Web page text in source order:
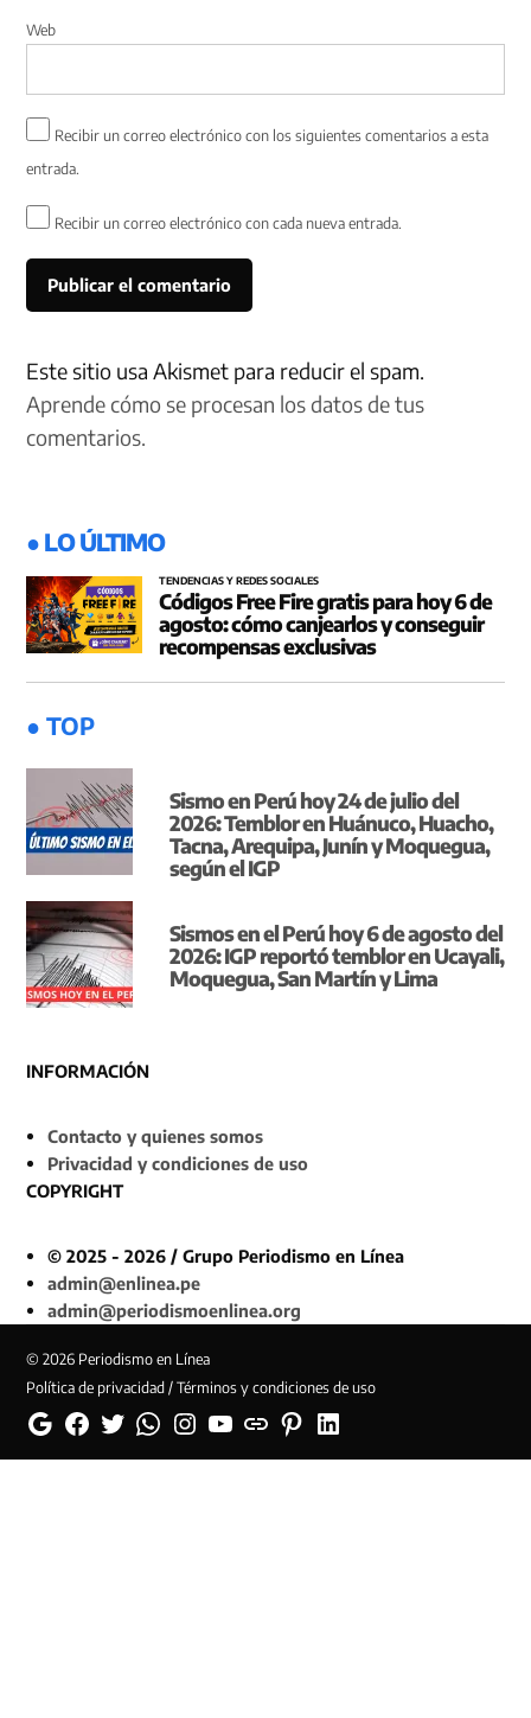
Web
Recibir un correo electrónico con los siguientes comentarios a esta
entrada.
Recibir un correo electrónico con cada nueva entrada.
Este sitio usa Akismet para reducir el spam.
Aprende cómo se procesan los datos de tus
comentarios.
● LO ÚLTIMO
TENDENCIAS Y REDES SOCIALES
Códigos Free Fire gratis para hoy 6 de
agosto: cómo canjearlos y conseguir
recompensas exclusivas
● TOP
Sismo en Perú hoy 24 de julio del
2026: Temblor en Huánuco, Huacho,
Tacna, Arequipa, Junín y Moquegua,
según el IGP
Sismos en el Perú hoy 6 de agosto del
2026: IGP reportó temblor en Ucayali,
Moquegua, San Martín y Lima
INFORMACIÓN
Contacto y quienes somos
Privacidad y condiciones de uso
COPYRIGHT
© 2025 - 2026 / Grupo Periodismo en Línea
admin@enlinea.pe
admin@periodismoenlinea.org
© 2026 Periodismo en Línea
Política de privacidad / Términos y condiciones de uso
GoogleFacebookTwitterWhatsappInstagramYouTubeWeb PinterestLinkedin